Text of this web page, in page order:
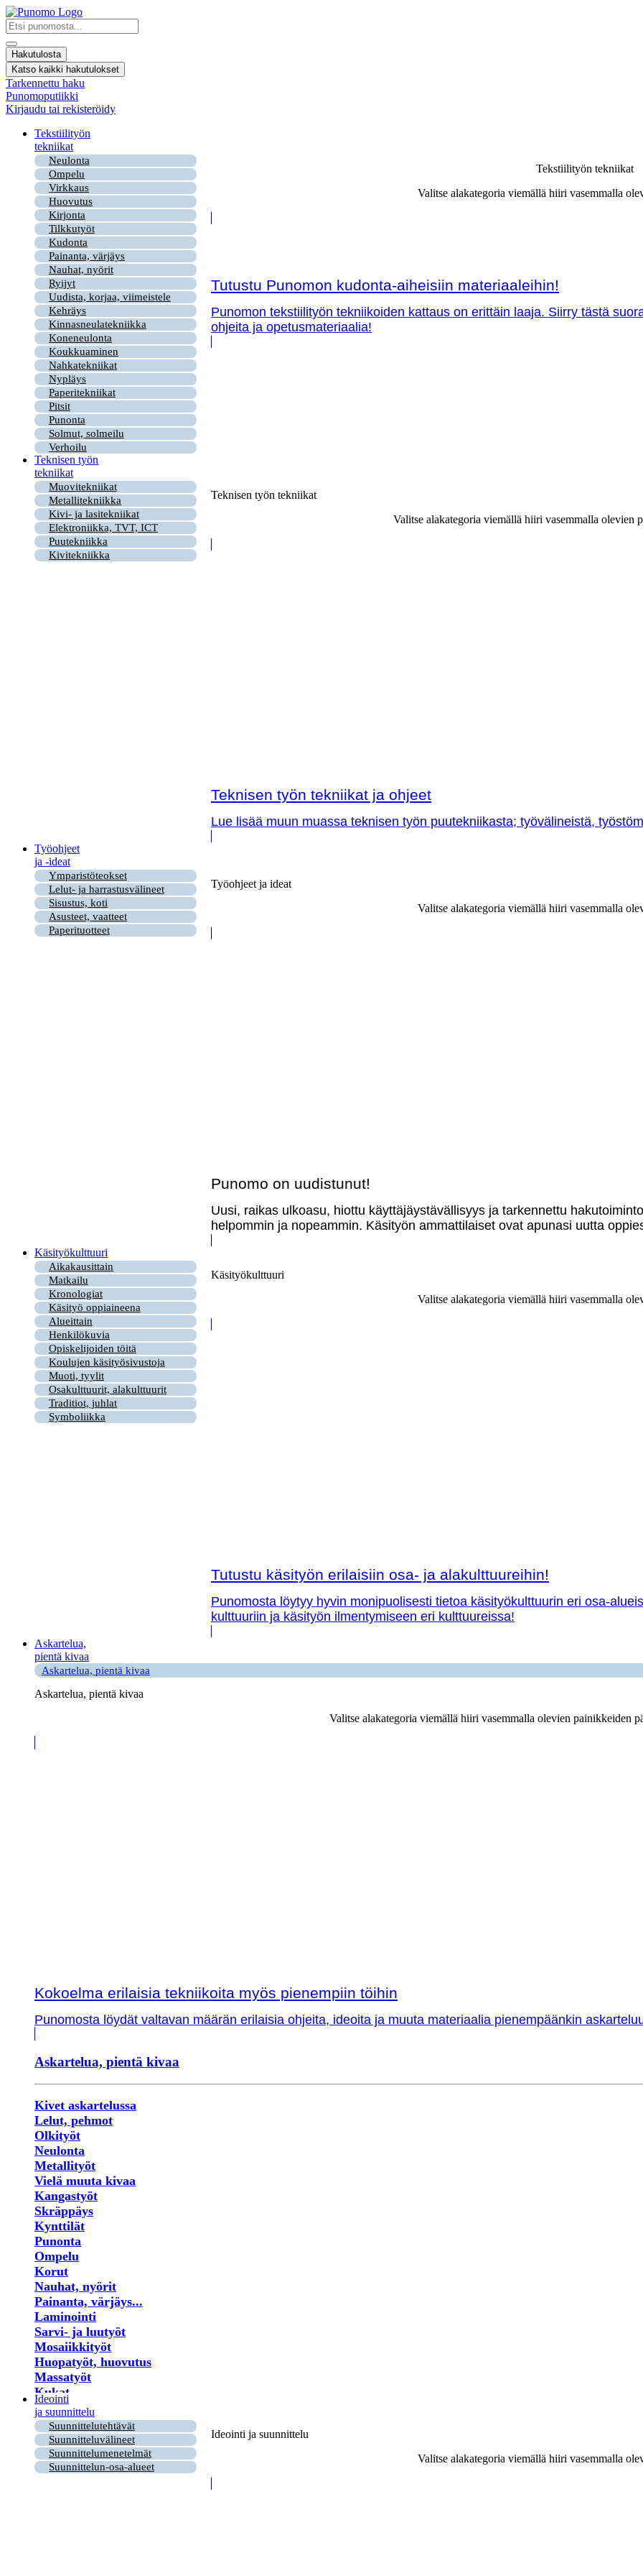
Mene
sisältöön
Search
...
Hakutulosta
Katso kaikki hakutulokset
Tarkennettu haku
Punomoputiikki
Kirjaudu tai rekisteröidy
Tekstiilityön
tekniikat
Neulonta
Ompelu
Virkkaus
Huovutus
Kirjonta
Tilkkutyöt
Kudonta
Painanta, värjäys
Nauhat, nyörit
Ryijyt
Uudista, korjaa, viimeistele
Kehräys
Kinnasneulatekniikka
Koneneulonta
Koukkuaminen
Nahkatekniikat
Nypläys
Paperitekniikat
Pitsit
Punonta
Solmut, solmeilu
Verhoilu
Tekstiilityön tekniikat
Valitse alakategoria viemällä hiiri vasemmalla
Tutustu Punomon kudonta-aiheisiin materiaaleihin!
Punomon tekstiilityön tekniikoiden kattaus on erittäin laaja. Siirry tästä
ohjeita ja opetusmateriaalia!
Teknisen työn
tekniikat
Muovitekniikat
Metallitekniikka
Kivi- ja lasitekniikat
Elektroniikka, TVT, ICT
Puutekniikka
Kivitekniikka
Teknisen työn tekniikat
Valitse alakategoria viemällä hiiri vasemmalla olevien
Teknisen työn tekniikat ja ohjeet
Lue lisää muun muassa teknisen työn puutekniikasta; työvälineistä,
Työohjeet
ja -ideat
Ymparistöteokset
Lelut- ja harrastusvälineet
Sisustus, koti
Asusteet, vaatteet
Paperituotteet
Työohjeet ja ideat
Valitse alakategoria viemällä hiiri vasemmalla
Punomo on uudistunut!
Uusi, raikas ulkoasu, hiottu käyttäjäystävällisyys ja tarkennettu
helpommin ja nopeammin. Käsityön ammattilaiset ovat apunasi uutta
Käsityökulttuuri
Aikakausittain
Matkailu
Kronologiat
Käsityö oppiaineena
Alueittain
Henkilökuvia
Opiskelijoiden töitä
Koulujen käsityösivustoja
Muoti, tyylit
Osakulttuurit, alakulttuurit
Traditiot, juhlat
Symboliikka
Käsityökulttuuri
Valitse alakategoria viemällä hiiri vasemmalla
Tutustu käsityön erilaisiin osa- ja alakulttuureihin!
Punomosta löytyy hyvin monipuolisesti tietoa käsityökulttuurin eri osa-
kulttuuriin ja käsityön ilmentymiseen eri kulttuureissa!
Askartelua,
pientä kivaa
Askartelua, pientä kivaa
Askartelua, pientä kivaa
Valitse alakategoria viemällä hiiri vasemmalla olevien painikkeiden
Kokoelma erilaisia tekniikoita myös pienempiin töihin
Punomosta löydät valtavan määrän erilaisia ohjeita, ideoita ja muuta materiaalia pienempäänkin
Askartelua, pientä kivaa
Kivet askartelussa
Lelut, pehmot
Olkityöt
Neulonta
Metallityöt
Vielä muuta kivaa
Kangastyöt
Skräppäys
Kynttilät
Punonta
Ompelu
Korut
Nauhat, nyörit
Painanta, värjäys...
Laminointi
Sarvi- ja luutyöt
Mosaiikkityöt
Huopatyöt, huovutus
Massatyöt
Kukat
Lastu- ja puutyöt
Virkkaus
Helmet
Puu- ja risutyöt
Paperi
Ideointi
ja suunnittelu
Suunnittelutehtävät
Suunnitteluvälineet
Suunnittelumenetelmät
Suunnittelun-osa-alueet
Ideointi ja suunnittelu
Valitse alakategoria viemällä hiiri vasemmalla